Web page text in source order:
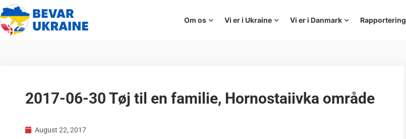
Om os Vi er i Ukraine Vi er i Danmark Rapportering
2017-06-30 Tøj til en familie, Hornostaiivka område
August 22, 2017